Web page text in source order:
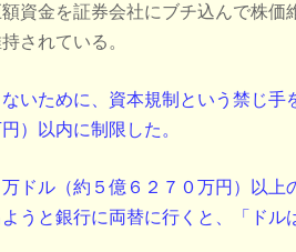
資金を証券会社にブチ込んで株価
されている。
いために、資本規制という禁じ手
）以内に制限した。
ドル（約５億６２７０万円）以上
うと銀行に両替に行くと、「ドル